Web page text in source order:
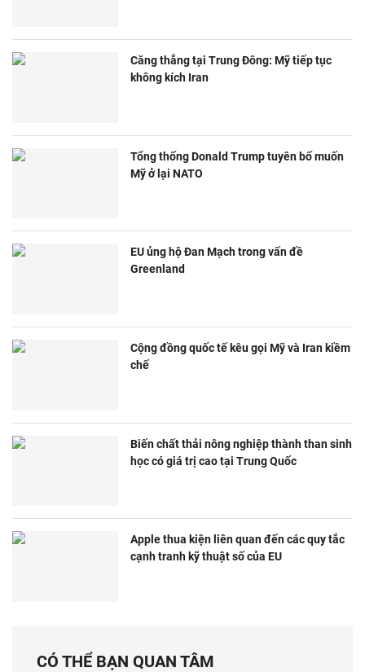
Căng thẳng tại Trung Đông: Mỹ tiếp tục
không kích Iran
Tổng thống Donald Trump tuyên bố muốn
Mỹ ở lại NATO
EU ủng hộ Đan Mạch trong vấn đề
Greenland
Cộng đồng quốc tế kêu gọi Mỹ và Iran kiềm
chế
Biến chất thải nông nghiệp thành than sinh
học có giá trị cao tại Trung Quốc
Apple thua kiện liên quan đến các quy tắc
cạnh tranh kỹ thuật số của EU
CÓ THỂ BẠN QUAN TÂM